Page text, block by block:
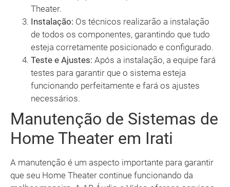
Theater.
Instalação: Os técnicos realizarão a instalação
de todos os componentes, garantindo que tudo
esteja corretamente posicionado e configurado.
Teste e Ajustes: Após a instalação, a equipe fará
testes para garantir que o sistema esteja
funcionando perfeitamente e fará os ajustes
necessários.
Manutenção de Sistemas de
Home Theater em Irati
A manutenção é um aspecto importante para garantir
que seu Home Theater continue funcionando da